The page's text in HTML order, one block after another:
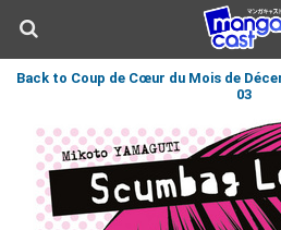
Back to Coup de Cœur du Mois de
03